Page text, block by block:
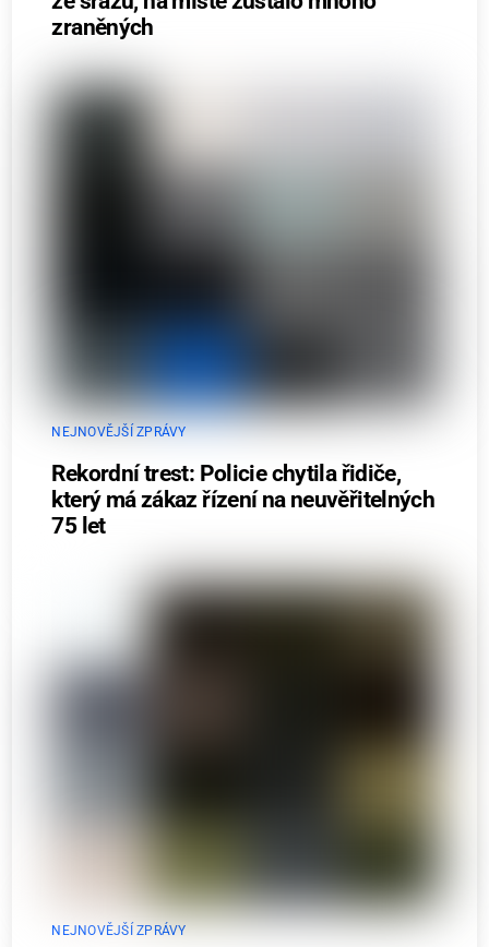
zraněných
NEJNOVĚJŠÍ ZPRÁVY
Rekordní trest: Policie chytila řidiče,
který má zákaz řízení na neuvěřitelných
75 let
NEJNOVĚJŠÍ ZPRÁVY